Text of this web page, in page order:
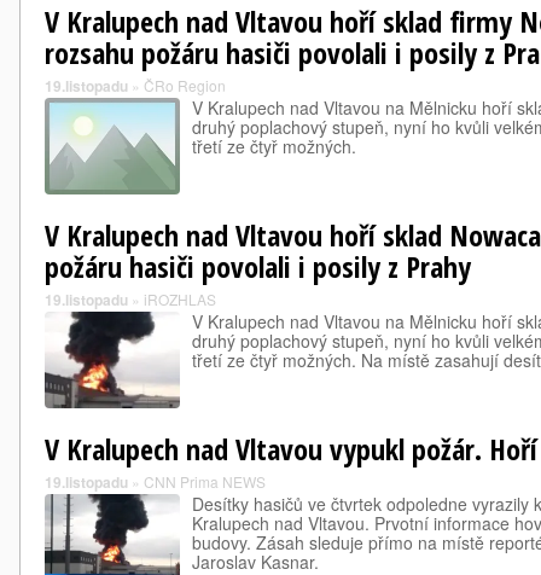
V Kralupech nad Vltavou hoří sklad firmy
rozsahu požáru hasiči povolali i posily z
19.listopadu » ČRo Region
V Kralupech nad Vltavou na Mělnicku hoří
druhý poplachový stupeň, nyní ho kvůli
třetí ze čtyř možných.
V Kralupech nad Vltavou hoří sklad
požáru hasiči povolali i posily z Prahy
19.listopadu » iROZHLAS
V Kralupech nad Vltavou na Mělnicku hoří
druhý poplachový stupeň, nyní ho kvůli
třetí ze čtyř možných. Na místě zasahují
V Kralupech nad Vltavou vypukl požár.
19.listopadu » CNN Prima NEWS
Desítky hasičů ve čtvrtek odpoledne vyrazily
Kralupech nad Vltavou. Prvotní informace
budovy. Zásah sleduje přímo na místě
Jaroslav Kasnar.